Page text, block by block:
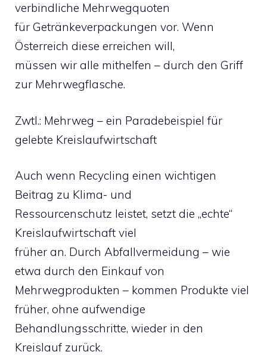
verbindliche Mehrwegquoten
für Getränkeverpackungen vor. Wenn
Österreich diese erreichen will,
müssen wir alle mithelfen – durch den Griff
zur Mehrwegflasche.
Zwtl.: Mehrweg – ein Paradebeispiel für
gelebte Kreislaufwirtschaft
Auch wenn Recycling einen wichtigen
Beitrag zu Klima- und
Ressourcenschutz leistet, setzt die „echte“
Kreislaufwirtschaft viel
früher an. Durch Abfallvermeidung – wie
etwa durch den Einkauf von
Mehrwegprodukten – kommen Produkte viel
früher, ohne aufwendige
Behandlungsschritte, wieder in den
Kreislauf zurück.